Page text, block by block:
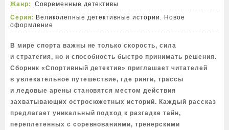
Жанр:
Современные детективы
Серия: Великолепные детективные истории. Новое
оформление
В мире спорта важны не только скорость, сила
и стратегия, но и способность быстро принимать решения.
Сборник «Спортивный детектив» приглашает читателей
в увлекательное путешествие, где ринги, трассы
и ледовые арены становятся местом действия
захватывающих остросюжетных историй. Каждый рассказ
предлагает уникальный подход к разгадке тайн,
переплетенных с соревнованиями, тренерскими